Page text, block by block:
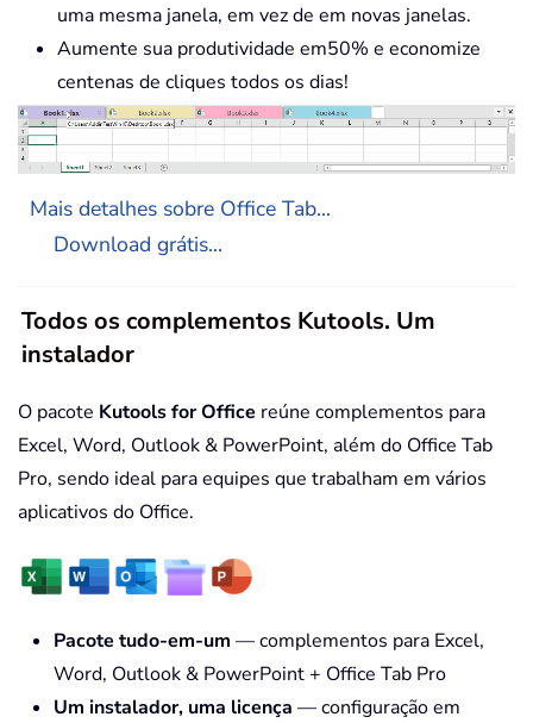
uma mesma janela, em vez de em novas janelas.
Aumente sua produtividade em50% e economize
centenas de cliques todos os dias!
Mais detalhes sobre Office Tab...
Download grátis...
Todos os complementos Kutools. Um
instalador
O pacote Kutools for Office reúne complementos para
Excel, Word, Outlook & PowerPoint, além do Office Tab
Pro, sendo ideal para equipes que trabalham em vários
aplicativos do Office.
Pacote tudo-em-um — complementos para Excel,
Word, Outlook & PowerPoint + Office Tab Pro
Um instalador, uma licença — configuração em